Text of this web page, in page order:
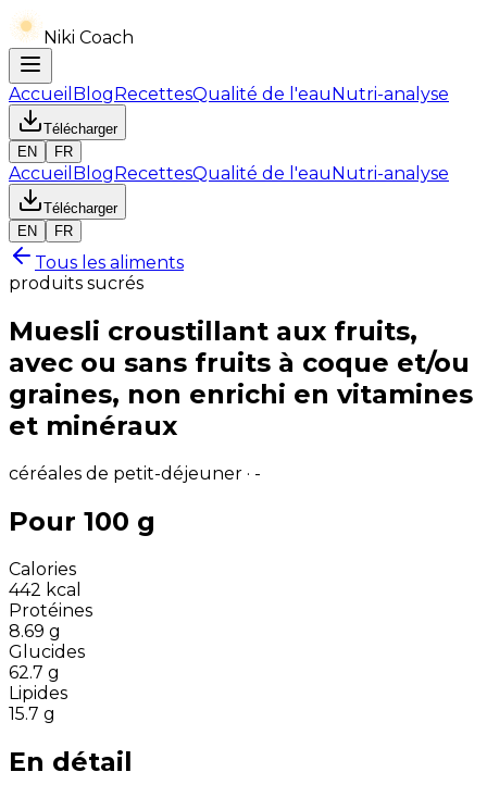
Niki Coach
Accueil BlogRecettesQualité de l'eauNutri-analyse
Télécharger
EN
FR
Accueil BlogRecettesQualité de l'eauNutri-analyse
Télécharger
EN
FR
Tous les aliments
produits sucrés
Muesli croustillant aux fruits,
avec ou sans fruits à coque et/ou
graines, non enrichi en vitamines
et minéraux
céréales de petit-déjeuner · -
Pour 100 g
Calories
442 kcal
Protéines
8.69 g
Glucides
62.7 g
Lipides
15.7 g
En détail